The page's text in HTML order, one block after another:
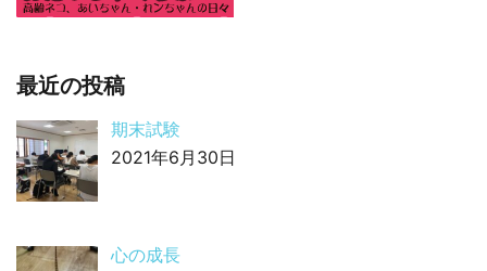
最近の投稿
期末試験
2021年6月30日
心の成長